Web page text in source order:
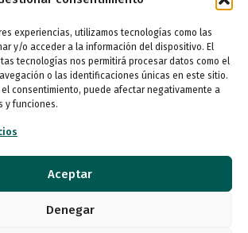
experiencias, utilizamos tecnologías como las
y/o acceder a la información del dispositivo. El
tecnologías nos permitirá procesar datos como el
o las identificaciones únicas en este sitio.
consentimiento, puede afectar negativamente a
y funciones.
Aceptar
Denegar
Planta Derecha 28007 Madrid